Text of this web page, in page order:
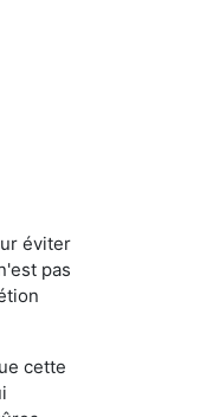
éviter
pas
cette